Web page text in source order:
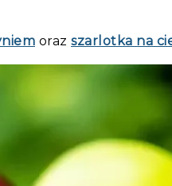
oraz szarlotka na